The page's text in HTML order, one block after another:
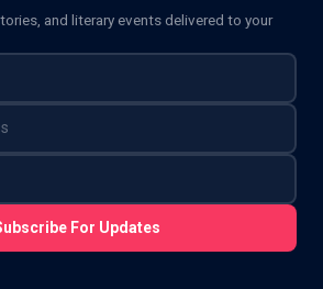
and literary events delivered to your
For Updates